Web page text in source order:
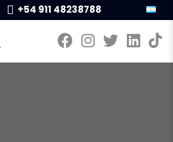
+54 911 48238788